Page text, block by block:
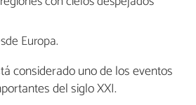
Europa.
considerado uno de los eventos
del siglo XXI.